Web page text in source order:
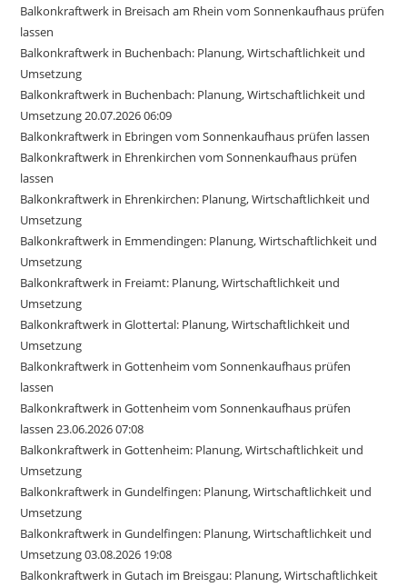
Balkonkraftwerk in Breisach am Rhein vom Sonnenkaufhaus prüfen
lassen
Balkonkraftwerk in Buchenbach: Planung, Wirtschaftlichkeit und
Umsetzung
Balkonkraftwerk in Buchenbach: Planung, Wirtschaftlichkeit und
Umsetzung 20.07.2026 06:09
Balkonkraftwerk in Ebringen vom Sonnenkaufhaus prüfen lassen
Balkonkraftwerk in Ehrenkirchen vom Sonnenkaufhaus prüfen
lassen
Balkonkraftwerk in Ehrenkirchen: Planung, Wirtschaftlichkeit und
Umsetzung
Balkonkraftwerk in Emmendingen: Planung, Wirtschaftlichkeit und
Umsetzung
Balkonkraftwerk in Freiamt: Planung, Wirtschaftlichkeit und
Umsetzung
Balkonkraftwerk in Glottertal: Planung, Wirtschaftlichkeit und
Umsetzung
Balkonkraftwerk in Gottenheim vom Sonnenkaufhaus prüfen
lassen
Balkonkraftwerk in Gottenheim vom Sonnenkaufhaus prüfen
lassen 23.06.2026 07:08
Balkonkraftwerk in Gottenheim: Planung, Wirtschaftlichkeit und
Umsetzung
Balkonkraftwerk in Gundelfingen: Planung, Wirtschaftlichkeit und
Umsetzung
Balkonkraftwerk in Gundelfingen: Planung, Wirtschaftlichkeit und
Umsetzung 03.08.2026 19:08
Balkonkraftwerk in Gutach im Breisgau: Planung, Wirtschaftlichkeit